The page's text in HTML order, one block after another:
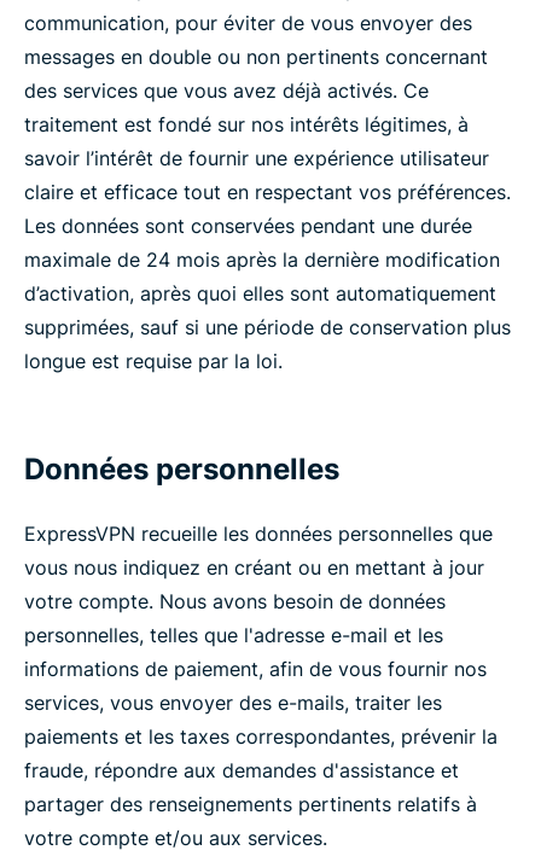
communication, pour éviter de vous envoyer des
messages en double ou non pertinents concernant
des services que vous avez déjà activés. Ce
traitement est fondé sur nos intérêts légitimes, à
savoir l’intérêt de fournir une expérience utilisateur
claire et efficace tout en respectant vos préférences.
Les données sont conservées pendant une durée
maximale de 24 mois après la dernière modification
d’activation, après quoi elles sont automatiquement
supprimées, sauf si une période de conservation plus
longue est requise par la loi.
Données personnelles
ExpressVPN recueille les données personnelles que
vous nous indiquez en créant ou en mettant à jour
votre compte. Nous avons besoin de données
personnelles, telles que l'adresse e-mail et les
informations de paiement, afin de vous fournir nos
services, vous envoyer des e-mails, traiter les
paiements et les taxes correspondantes, prévenir la
fraude, répondre aux demandes d'assistance et
partager des renseignements pertinents relatifs à
votre compte et/ou aux services.